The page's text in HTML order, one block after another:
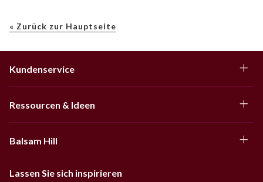
« Zurück zur Hauptseite
Kundenservice
Ressourcen & Ideen
Balsam Hill
Lassen Sie sich inspirieren